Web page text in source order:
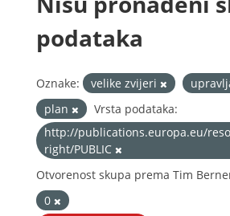
podataka
Oznake: velike zvijeri
plan
Vrsta podataka:
http://publications.europa.eu/
right/PUBLIC
Otvorenost skupa prema Tim
0